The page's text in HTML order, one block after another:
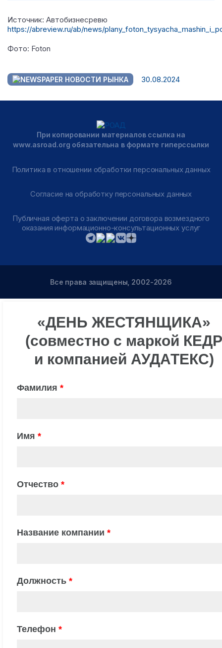
Источник: Автобизнесревю
https://abreview.ru/ab/news/
Фото: Foton
НОВОСТИ РЫНКА 30.08.2024
При копировании материалов ссылка на
www.asroad.org обязательна в формате гиперссылки
Политика в отношении обработки персональных данных
Согласие на обработку персональных данных
Публичная оферта о заключении договора возмездного
оказания информационно-консультационных услуг
Все права защищены, 2002-2026